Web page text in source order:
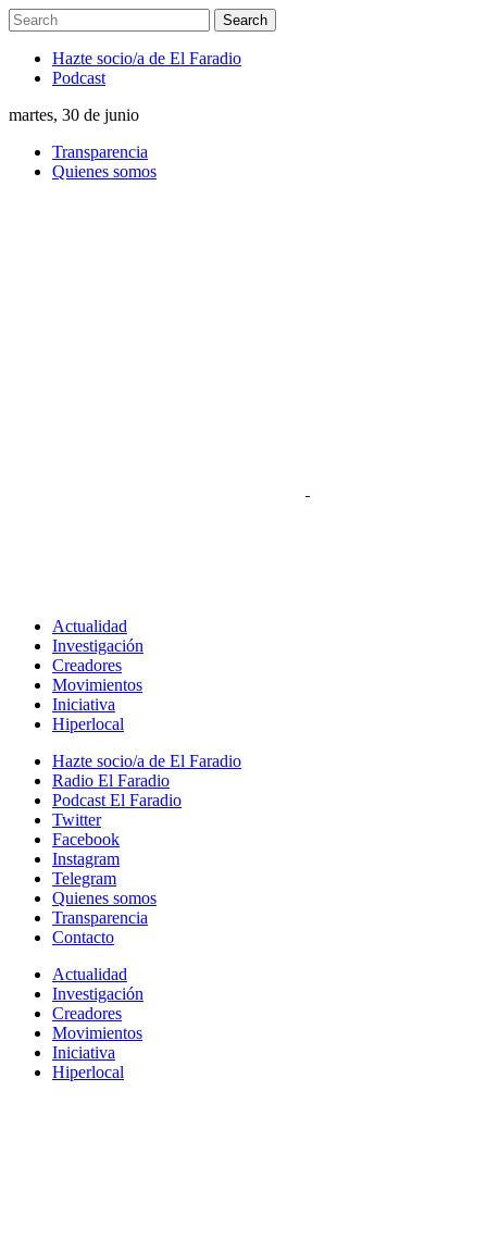
Hazte socio/a de El Faradio
Podcast
martes, 30 de junio
Transparencia
Quienes somos
Actualidad
Investigación
Creadores
Movimientos
Iniciativa
Hiperlocal
Hazte socio/a de El Faradio
Radio El Faradio
Podcast El Faradio
Twitter
Facebook
Instagram
Telegram
Quienes somos
Transparencia
Contacto
Actualidad
Investigación
Creadores
Movimientos
Iniciativa
Hiperlocal